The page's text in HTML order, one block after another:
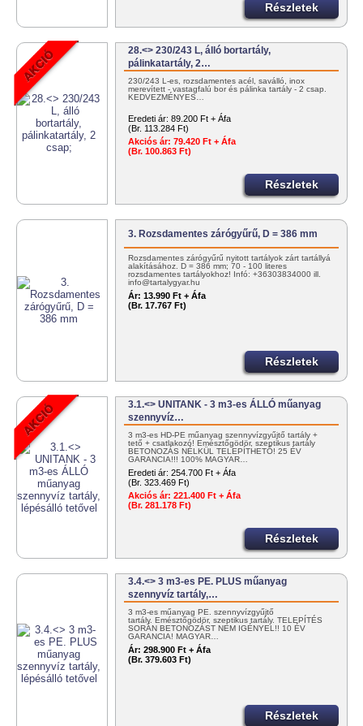
Részletek
28.<> 230/243 L, álló bortartály,
pálinkatartály, 2…
230/243 L-es, rozsdamentes acél, saválló, inox
merevített - vastagfalú bor és pálinka tartály - 2 csap.
KEDVEZMÉNYES…
Eredeti ár: 89.200 Ft + Áfa
(Br. 113.284 Ft)
Akciós ár: 79.420 Ft + Áfa
(Br. 100.863 Ft)
Részletek
3. Rozsdamentes zárógyűrű, D = 386 mm
Rozsdamentes zárógyűrű nyitott tartályok zárt tartállyá
alakításához. D = 386 mm; 70 - 100 literes
rozsdamentes tartályokhoz! Infó: +36303834000 ill.
info@tartalygyar.hu
Ár: 13.990 Ft + Áfa
(Br. 17.767 Ft)
Részletek
3.1.<> UNITANK - 3 m3-es ÁLLÓ műanyag
szennyvíz…
3 m3-es HD-PE műanyag szennyvízgyűjtő tartály +
tető + csatlakozó! Emésztőgödör, szeptikus tartály
BETONOZÁS NÉLKÜL TELEPÍTHETŐ! 25 ÉV
GARANCIA!!! 100% MAGYAR…
Eredeti ár: 254.700 Ft + Áfa
(Br. 323.469 Ft)
Akciós ár: 221.400 Ft + Áfa
(Br. 281.178 Ft)
Részletek
3.4.<> 3 m3-es PE. PLUS műanyag
szennyvíz tartály,…
3 m3-es műanyag PE. szennyvízgyűjtő
tartály. Emésztőgödör, szeptikus tartály. TELEPÍTÉS
SORÁN BETONOZÁST NEM IGÉNYEL!! 10 ÉV
GARANCIA! MAGYAR…
Ár: 298.900 Ft + Áfa
(Br. 379.603 Ft)
Részletek